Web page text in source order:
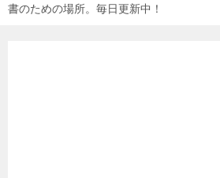
書のための場所。毎日更新中！